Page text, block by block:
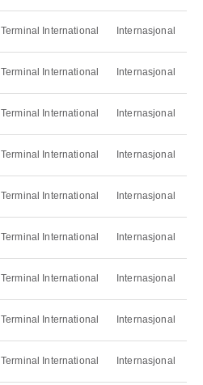
Terminal International Internasjonal
Terminal International Internasjonal
Terminal International Internasjonal
Terminal International Internasjonal
Terminal International Internasjonal
Terminal International Internasjonal
Terminal International Internasjonal
Terminal International Internasjonal
Terminal International Internasjonal